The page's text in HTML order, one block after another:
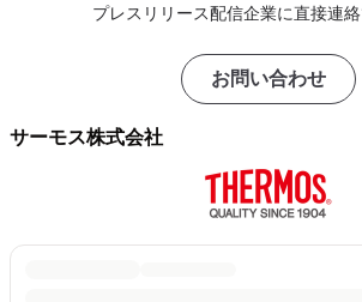
プレスリリース配信企業に直接連絡
お問い合わせ
サーモス株式会社